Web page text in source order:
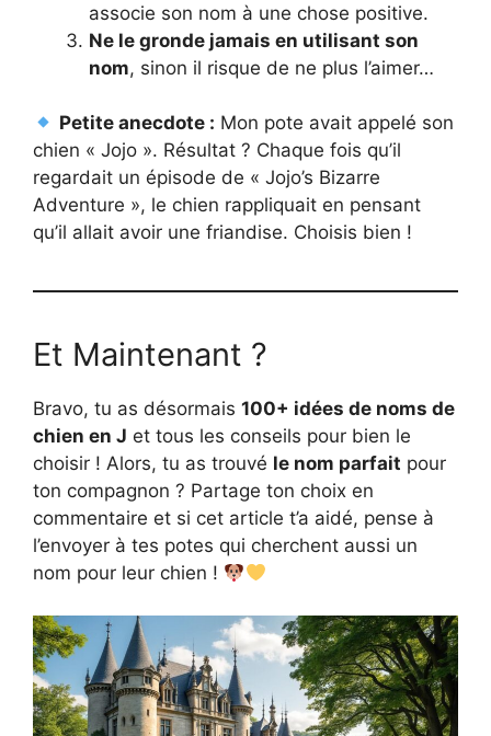
associe son nom à une chose positive.
Ne le gronde jamais en utilisant son
nom, sinon il risque de ne plus l’aimer…
Petite anecdote : Mon pote avait appelé son
chien « Jojo ». Résultat ? Chaque fois qu’il
regardait un épisode de « Jojo’s Bizarre
Adventure », le chien rappliquait en pensant
qu’il allait avoir une friandise. Choisis bien !
Et Maintenant ?
Bravo, tu as désormais 100+ idées de noms de
chien en J et tous les conseils pour bien le
choisir ! Alors, tu as trouvé le nom parfait pour
ton compagnon ? Partage ton choix en
commentaire et si cet article t’a aidé, pense à
l’envoyer à tes potes qui cherchent aussi un
nom pour leur chien !